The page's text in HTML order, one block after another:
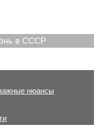
в СССР
нюансы